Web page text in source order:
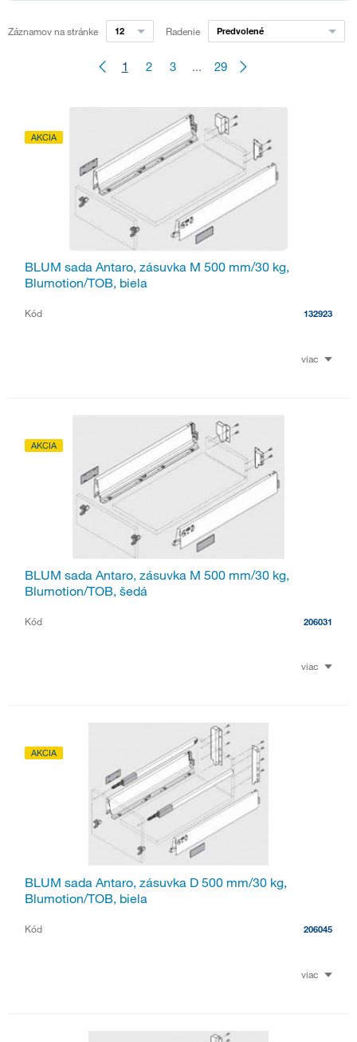
Záznamov na stránke 12 Radenie Predvolené
1 2 3 ... 29
AKCIA
BLUM sada Antaro, zásuvka M 500 mm/30 kg,
Blumotion/TOB, biela
Kód 132923
viac
AKCIA
BLUM sada Antaro, zásuvka M 500 mm/30 kg,
Blumotion/TOB, šedá
Kód 206031
viac
AKCIA
BLUM sada Antaro, zásuvka D 500 mm/30 kg,
Blumotion/TOB, biela
Kód 206045
viac